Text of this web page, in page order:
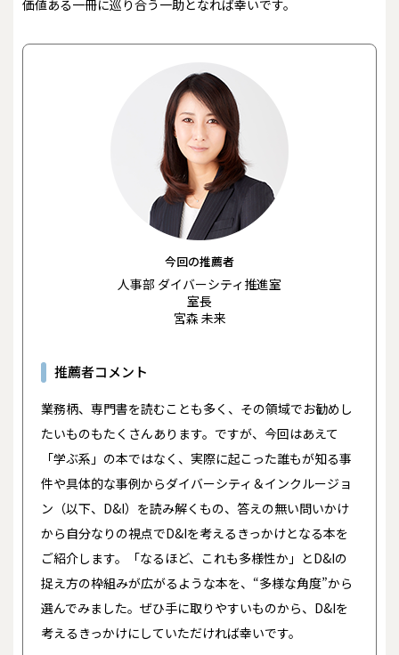
価値ある一冊に巡り合う一助となれば幸いです。
今回の推薦者
人事部 ダイバーシティ推進室
室長
宮森 未来
推薦者コメント
業務柄、専門書を読むことも多く、その領域でお勧めし
たいものもたくさんあります。ですが、今回はあえて
「学ぶ系」の本ではなく、実際に起こった誰もが知る事
件や具体的な事例からダイバーシティ＆インクルージョ
ン（以下、D&I）を読み解くもの、答えの無い問いかけ
から自分なりの視点でD&Iを考えるきっかけとなる本を
ご紹介します。「なるほど、これも多様性か」とD&Iの
捉え方の枠組みが広がるような本を、“多様な角度”から
選んでみました。ぜひ手に取りやすいものから、D&Iを
考えるきっかけにしていただければ幸いです。